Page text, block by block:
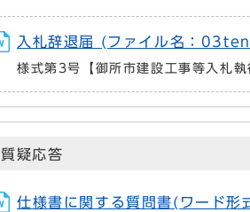
入札辞退届 (ファイル名：
様式第3号【御所市建設工事等入札執
質疑応答
仕様書に関する質問書(ワード